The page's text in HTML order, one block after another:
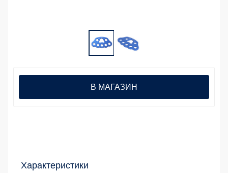
Характеристики
В МАГАЗИН